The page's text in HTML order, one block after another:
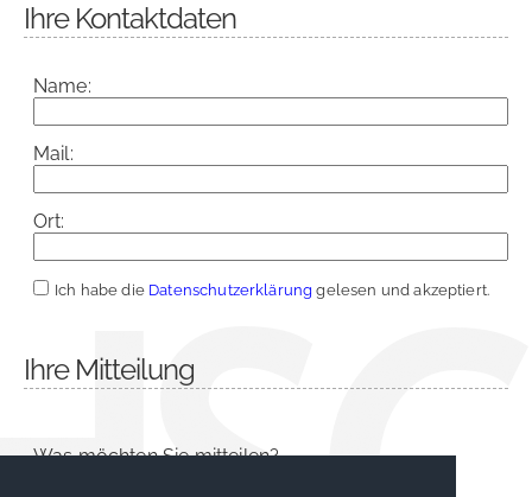
Ihre Kontaktdaten
Name:
Mail:
Ort:
Ich habe die Datenschutzerklärung gelesen und akzeptiert.
Ihre Mitteilung
Was möchten Sie mitteilen?